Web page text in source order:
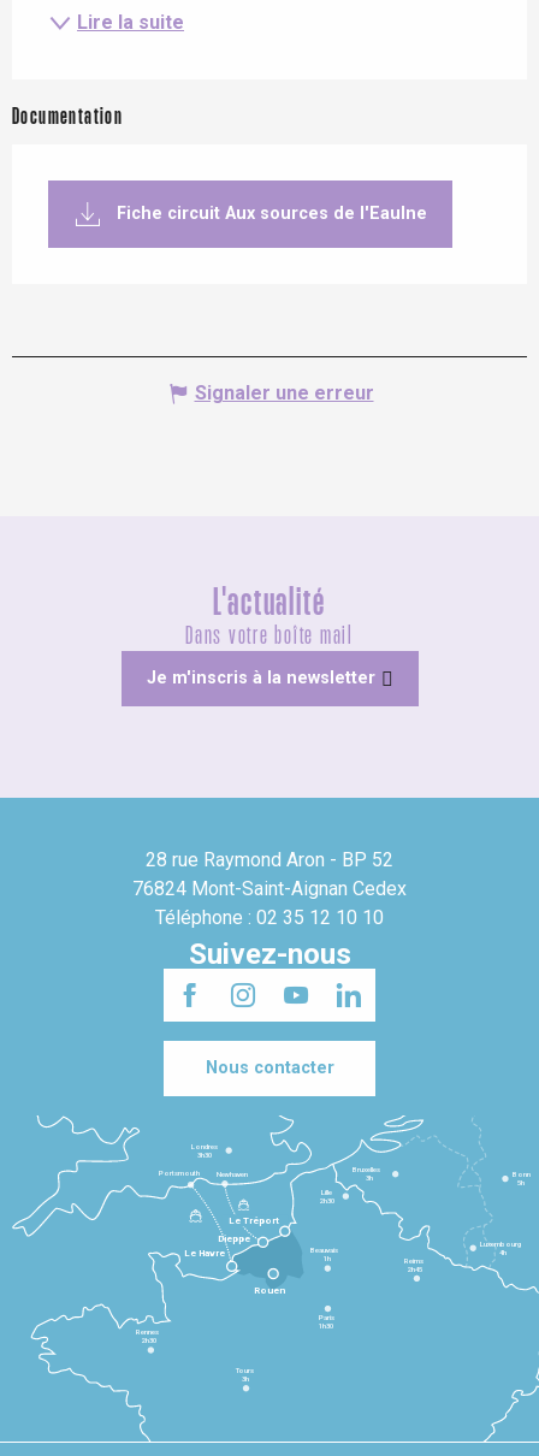
Lire la suite
Documentation
Fiche circuit Aux sources de l'Eaulne
Signaler une erreur
L'actualité
Dans votre boîte mail
Je m'inscris à la newsletter
28 rue Raymond Aron - BP 52
76824 Mont-Saint-Aignan Cedex
Téléphone : 02 35 12 10 10
Suivez-nous
Nous contacter
Le Havre
Dieppe
Le Tréport
Rennes
2h30
Tours
3h
Paris
1h30
Beauvais
1h
Reims
2h45
Lille
2h30
Bruxelles
3h
Londres
3h30
Newhaven
Portsmouth
Bonn
5h
Luxembourg
4h
Rouen